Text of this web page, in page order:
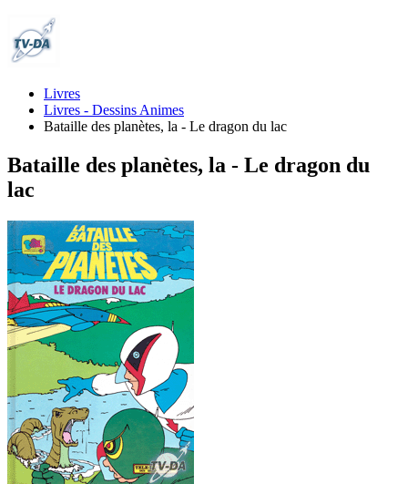
Livres
Livres - Dessins Animes
Bataille des planètes, la - Le dragon du lac
Bataille des planètes, la - Le dragon du
lac